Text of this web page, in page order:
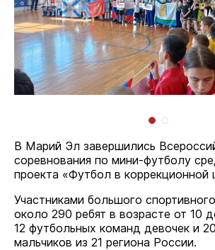
В Марий Эл завершились
соревнования по мини-футболу
проекта «Футбол в коррекционной
Участниками большого
около 290 ребят в возрасте от 10
12 футбольных команд девочек и
мальчиков из 21 региона России.